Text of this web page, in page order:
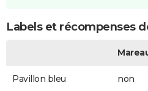
Labels et récompenses
Pavillon bleu non